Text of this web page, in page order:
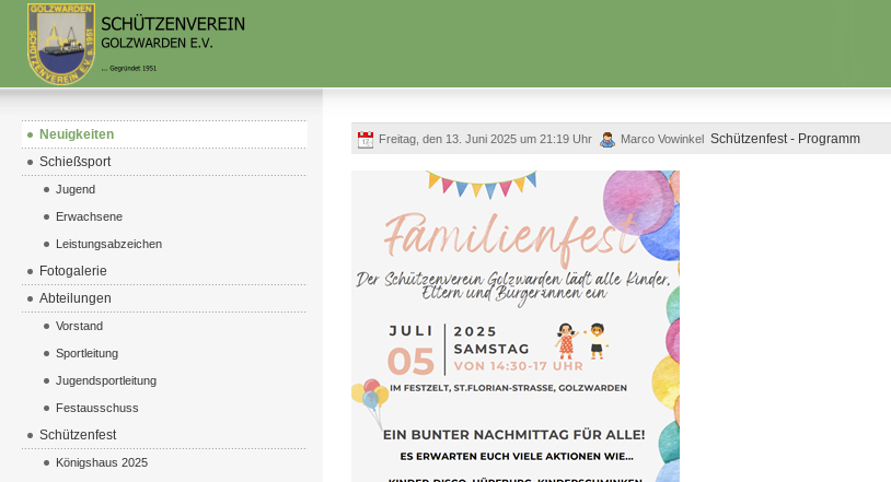
Freitag, den 13. Juni 2025 um 21:19 Uhr Marco Vowinkel Schützenfest - Programm
Neuigkeiten
Schießsport
Jugend
Erwachsene
Leistungsabzeichen
Fotogalerie
Abteilungen
Vorstand
Sportleitung
Jugendsportleitung
Festausschuss
Schützenfest
Königshaus 2025